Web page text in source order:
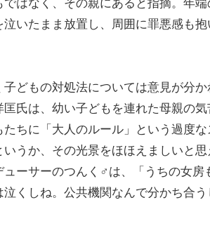
はなく、その親にあると指摘。年
いたまま放置し、周囲に罪悪感も
どもの対処法については意見が分
氏は、幼い子どもを連れた母親の
ちに「大人のルール」という過度
うか、その光景をほほえましいと
ーサーのつんく♂は、「うちの女房
くしね。公共機関なんで分かち合